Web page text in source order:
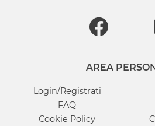
AREA
Login/Registrati
FAQ
Cookie Policy